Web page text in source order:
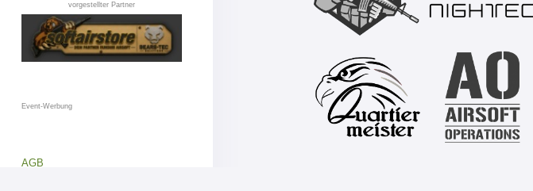
vorgestellter Partner
Event-Werbung
AGB